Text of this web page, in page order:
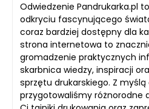
Odwiedzenie Pandrukarka.pl
odkryciu fascynującego
coraz bardziej dostępny dla
strona internetowa to
gromadzenie praktycznych
skarbnica wiedzy, inspiracji
sprzętu drukarskiego. Z myślą
przygotowaliśmy różnorodne